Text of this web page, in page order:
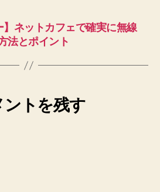
】ネットカフェで確実に無線
法とポイント
ントを残す